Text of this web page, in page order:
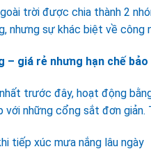
trời được chia thành 2
nhưng sự khác biệt về công
– giá rẻ nhưng hạn chế bảo
trước đây, hoạt động
những cổng sắt đơn giản.
tiếp xúc mưa nắng lâu ngày